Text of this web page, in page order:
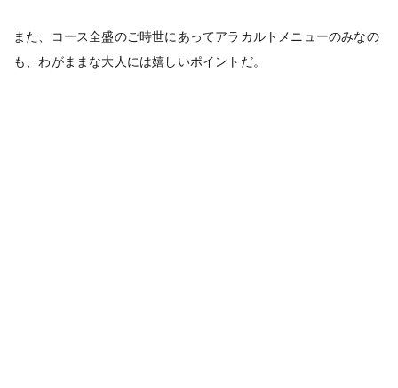
また、コース全盛のご時世にあってアラカルトメニューのみなの
も、わがままな大人には嬉しいポイントだ。